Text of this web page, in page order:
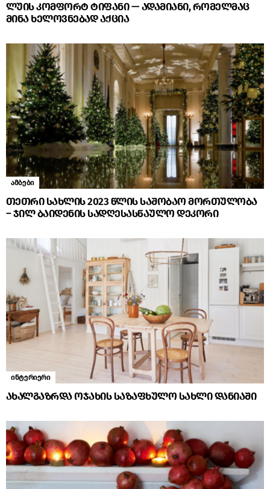
ლუის კომფორტ ტიფანი — ადამიანი, რომელმაც
მინა ხელოვნებად აქცია
ამბები
თეთრი სახლის 2023 წლის საშობაო მორთულობა
– ჯილ ბაიდენის სადღესასწაულო დეკორი
ინტერიერი
ახალგაზრდა ოჯახის საზაფხულო სახლი დანიაში